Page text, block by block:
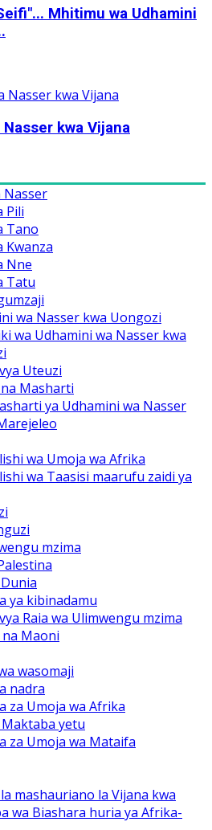
Mhitimu wa Udhamini
kwa Vijana
Nasser
Pili
Tano
Kwanza
Nne
Tatu
wa Nasser kwa Uongozi
wa Udhamini wa Nasser kwa
Uteuzi
Masharti
ya Udhamini wa Nasser
wa Umoja wa Afrika
wa Taasisi maarufu zaidi ya
mzima
ya kibinadamu
Raia wa Ulimwengu mzima
Maoni
wasomaji
nadra
za Umoja wa Afrika
yetu
za Umoja wa Mataifa
mashauriano la Vijana kwa
wa Biashara huria ya Afrika-